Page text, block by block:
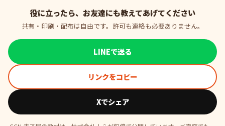
役に立ったら、お友達にも教えてあげてください
共有・印刷・配布は自由です。許可も連絡も必要ありません。
LINEで送る
リンクをコピー
Xでシェア